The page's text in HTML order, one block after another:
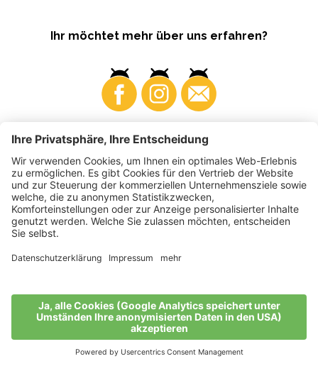
Ihr möchtet mehr über uns erfahren?
Business Produzenten
2026
VI.P Gen. landw. Gesellschaft
Impressum • Cookie-Einstellungen Datenschutz
•
Barrierefreiheitserklärung•Sitemap
produced by